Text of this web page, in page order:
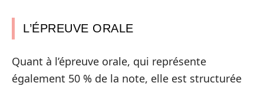
L’ÉPREUVE ORALE
Quant à l’épreuve orale, qui représente
également 50 % de la note, elle est structurée